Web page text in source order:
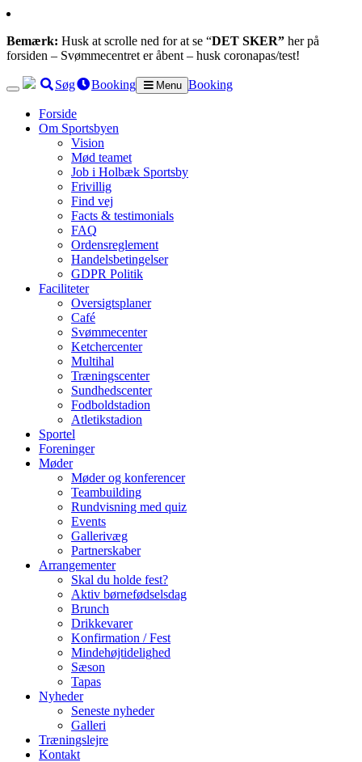
Bemærk: Husk at scrolle ned for at se “DET SKER” her på
forsiden – Svømmecentret er åbent – husk coronapas/test!
Søg Booking Menu Booking
Forside
Om Sportsbyen
Vision
Mød teamet
Job i Holbæk Sportsby
Frivillig
Find vej
Facts & testimonials
FAQ
Ordensreglement
Handelsbetingelser
GDPR Politik
Faciliteter
Oversigtsplaner
Café
Svømmecenter
Ketchercenter
Multihal
Træningscenter
Sundhedscenter
Fodboldstadion
Atletikstadion
Sportel
Foreninger
Møder
Møder og konferencer
Teambuilding
Rundvisning med quiz
Events
Gallerivæg
Partnerskaber
Arrangementer
Skal du holde fest?
Aktiv børnefødselsdag
Brunch
Drikkevarer
Konfirmation / Fest
Mindehøjtidelighed
Sæson
Tapas
Nyheder
Seneste nyheder
Galleri
Træningslejre
Kontakt